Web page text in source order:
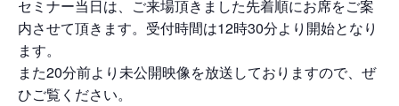
セミナー当日は、ご来場頂きました先着順にお席をご案
内させて頂きます。受付時間は12時30分より開始となり
ます。
また20分前より未公開映像を放送しておりますので、ぜ
ひご覧ください。